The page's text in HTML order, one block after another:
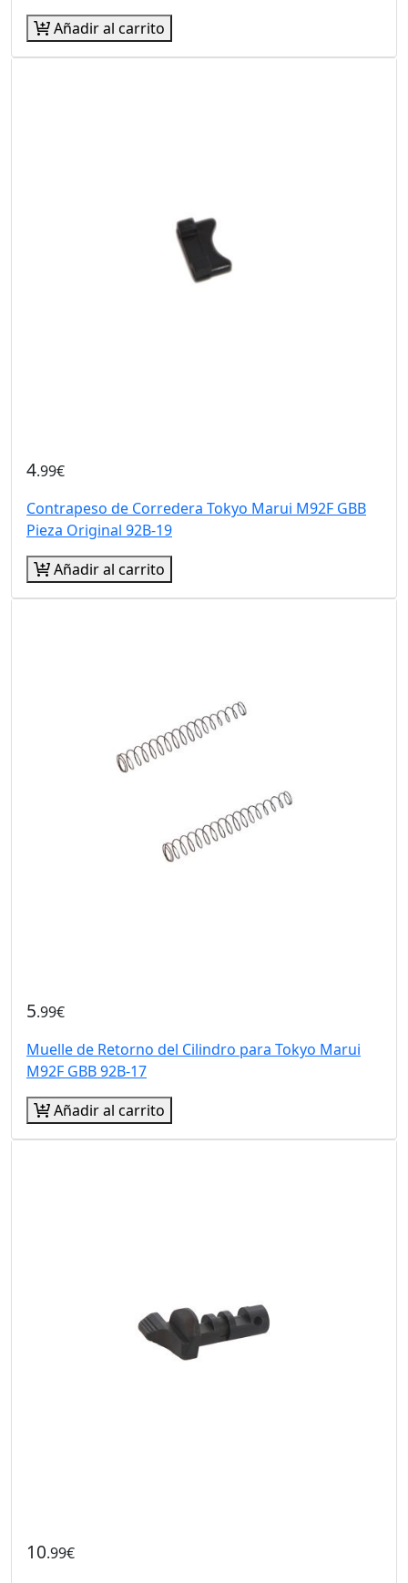
Añadir al carrito
4.99€
Contrapeso de Corredera Tokyo Marui M92F GBB
Pieza Original 92B-19
Añadir al carrito
5.99€
Muelle de Retorno del Cilindro para Tokyo Marui
M92F GBB 92B-17
Añadir al carrito
10.99€